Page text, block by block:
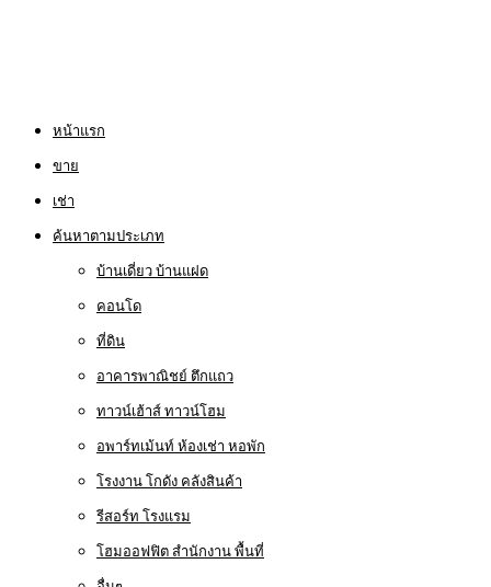
หน้าแรก
ขาย
เช่า
ค้นหาตามประเภท
บ้านเดี่ยว บ้านแฝด
คอนโด
ที่ดิน
อาคารพาณิชย์ ตึกแถว
ทาวน์เฮ้าส์ ทาวน์โฮม
อพาร์ทเม้นท์ ห้องเช่า หอพัก
โรงงาน โกดัง คลังสินค้า
รีสอร์ท โรงแรม
โฮมออฟฟิต สำนักงาน พื้นที่